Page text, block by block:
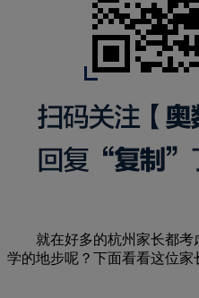
就在好多的杭州家长都考虑
学的地步呢？下面看看这位家